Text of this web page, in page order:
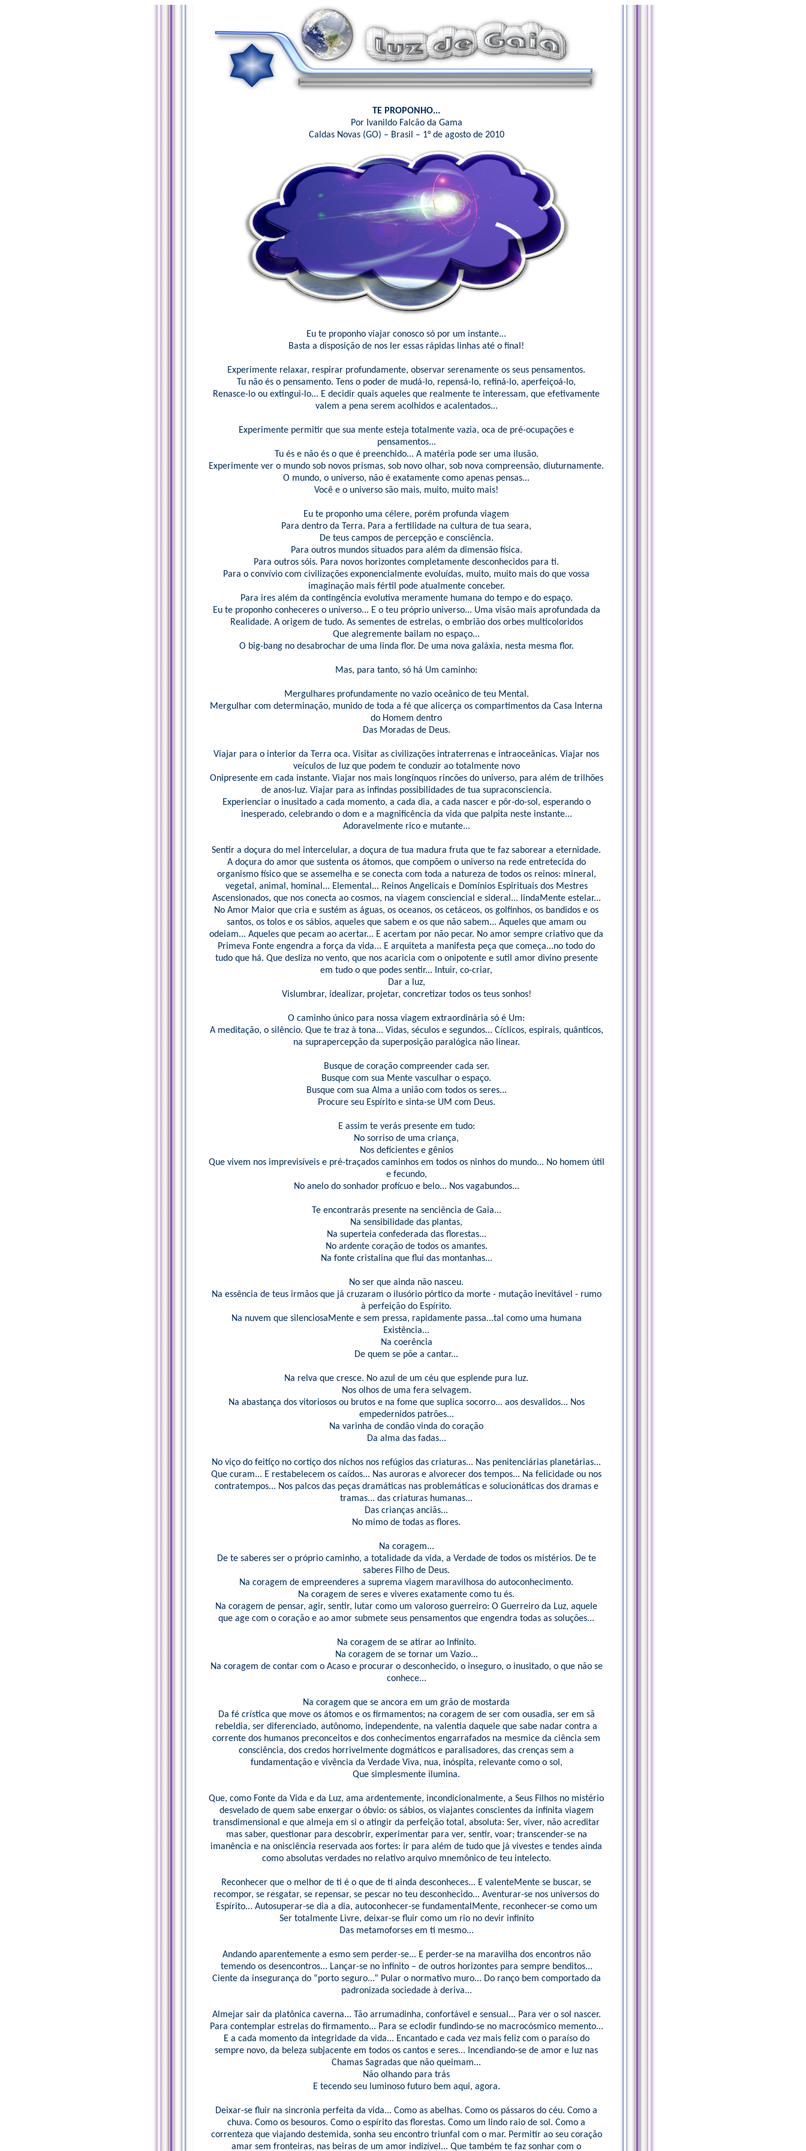
TE PROPONHO...
Por Ivanildo Falcão da Gama
Caldas Novas (GO) – Brasil – 1° de agosto de 2010
Eu te proponho viajar conosco só por um instante...
Basta a disposição de nos ler essas rápidas linhas até o final!
Experimente relaxar, respirar profundamente, observar serenamente os seus pensamentos.
Tu não és o pensamento. Tens o poder de mudá-lo, repensá-lo, refiná-lo, aperfeiçoá-lo,
Renasce-lo ou extingui-lo... E decidir quais aqueles que realmente te interessam, que efetivamente
valem a pena serem acolhidos e acalentados...
Experimente permitir que sua mente esteja totalmente vazia, oca de pré-ocupações e
pensamentos...
Tu és e não és o que é preenchido... A matéria pode ser uma ilusão.
Experimente ver o mundo sob novos prismas, sob novo olhar, sob nova compreensão, diuturnamente.
O mundo, o universo, não é exatamente como apenas pensas...
Você e o universo são mais, muito, muito mais!
Eu te proponho uma célere, porém profunda viagem
Para dentro da Terra. Para a fertilidade na cultura de tua seara,
De teus campos de percepção e consciência.
Para outros mundos situados para além da dimensão física.
Para outros sóis. Para novos horizontes completamente desconhecidos para ti.
Para o convívio com civilizações exponencialmente evoluídas, muito, muito mais do que vossa
imaginação mais fértil pode atualmente conceber.
Para ires além da contingência evolutiva meramente humana do tempo e do espaço.
Eu te proponho conheceres o universo... E o teu próprio universo... Uma visão mais aprofundada da
Realidade. A origem de tudo. As sementes de estrelas, o embrião dos orbes multicoloridos
Que alegremente bailam no espaço...
O big-bang no desabrochar de uma linda flor. De uma nova galáxia, nesta mesma flor.
Mas, para tanto, só há Um caminho:
Mergulhares profundamente no vazio oceânico de teu Mental.
Mergulhar com determinação, munido de toda a fé que alicerça os compartimentos da Casa Interna
do Homem dentro
Das Moradas de Deus.
Viajar para o interior da Terra oca. Visitar as civilizações intraterrenas e intraoceânicas. Viajar nos
veículos de luz que podem te conduzir ao totalmente novo
Onipresente em cada instante. Viajar nos mais longínquos rincões do universo, para além de trilhões
de anos-luz. Viajar para as infindas possibilidades de tua supraconsciencia.
Experienciar o inusitado a cada momento, a cada dia, a cada nascer e pôr-do-sol, esperando o
inesperado, celebrando o dom e a magnificência da vida que palpita neste instante...
Adoravelmente rico e mutante...
Sentir a doçura do mel intercelular, a doçura de tua madura fruta que te faz saborear a eternidade.
A doçura do amor que sustenta os átomos, que compõem o universo na rede entretecida do
organismo físico que se assemelha e se conecta com toda a natureza de todos os reinos: mineral,
vegetal, animal, hominal... Elemental... Reinos Angelicais e Domínios Espirituais dos Mestres
Ascensionados, que nos conecta ao cosmos, na viagem consciencial e sideral... lindaMente estelar...
No Amor Maior que cria e sustém as águas, os oceanos, os cetáceos, os golfinhos, os bandidos e os
santos, os tolos e os sábios, aqueles que sabem e os que não sabem... Aqueles que amam ou
odeiam... Aqueles que pecam ao acertar... E acertam por não pecar. No amor sempre criativo que da
Primeva Fonte engendra a força da vida... E arquiteta a manifesta peça que começa...no todo do
tudo que há. Que desliza no vento, que nos acaricia com o onipotente e sutil amor divino presente
em tudo o que podes sentir... Intuir, co-criar,
Dar a luz,
Vislumbrar, idealizar, projetar, concretizar todos os teus sonhos!
O caminho único para nossa viagem extraordinária só é Um:
A meditação, o silêncio. Que te traz à tona... Vidas, séculos e segundos... Cíclicos, espirais, quânticos,
na suprapercepção da superposição paralógica não linear.
Busque de coração compreender cada ser.
Busque com sua Mente vasculhar o espaço.
Busque com sua Alma a união com todos os seres...
Procure seu Espírito e sinta-se UM com Deus.
E assim te verás presente em tudo:
No sorriso de uma criança,
Nos deficientes e gênios
Que vivem nos imprevisíveis e pré-traçados caminhos em todos os ninhos do mundo... No homem útil
e fecundo,
No anelo do sonhador profícuo e belo... Nos vagabundos...
Te encontrarás presente na senciência de Gaia...
Na sensibilidade das plantas,
Na superteia confederada das florestas...
No ardente coração de todos os amantes.
Na fonte cristalina que flui das montanhas...
No ser que ainda não nasceu.
Na essência de teus irmãos que já cruzaram o ilusório pórtico da morte - mutação inevitável - rumo
à perfeição do Espírito.
Na nuvem que silenciosaMente e sem pressa, rapidamente passa...tal como uma humana
Existência...
Na coerência
De quem se põe a cantar...
Na relva que cresce. No azul de um céu que esplende pura luz.
Nos olhos de uma fera selvagem.
Na abastança dos vitoriosos ou brutos e na fome que suplica socorro... aos desvalidos... Nos
empedernidos patrões...
Na varinha de condão vinda do coração
Da alma das fadas...
No viço do feitiço no cortiço dos nichos nos refúgios das criaturas... Nas penitenciárias planetárias...
Que curam... E restabelecem os caídos... Nas auroras e alvorecer dos tempos... Na felicidade ou nos
contratempos... Nos palcos das peças dramáticas nas problemáticas e solucionáticas dos dramas e
tramas... das criaturas humanas...
Das crianças anciãs...
No mimo de todas as flores.
Na coragem...
De te saberes ser o próprio caminho, a totalidade da vida, a Verdade de todos os mistérios. De te
saberes Filho de Deus.
Na coragem de empreenderes a suprema viagem maravilhosa do autoconhecimento.
Na coragem de seres e viveres exatamente como tu és.
Na coragem de pensar, agir, sentir, lutar como um valoroso guerreiro: O Guerreiro da Luz, aquele
que age com o coração e ao amor submete seus pensamentos que engendra todas as soluções...
Na coragem de se atirar ao Infinito.
Na coragem de se tornar um Vazio...
Na coragem de contar com o Acaso e procurar o desconhecido, o inseguro, o inusitado, o que não se
conhece...
Na coragem que se ancora em um grão de mostarda
Da fé crística que move os átomos e os firmamentos; na coragem de ser com ousadia, ser em sã
rebeldia, ser diferenciado, autônomo, independente, na valentia daquele que sabe nadar contra a
corrente dos humanos preconceitos e dos conhecimentos engarrafados na mesmice da ciência sem
consciência, dos credos horrivelmente dogmáticos e paralisadores, das crenças sem a
fundamentação e vivência da Verdade Viva, nua, inóspita, relevante como o sol,
Que simplesmente ilumina.
Que, como Fonte da Vida e da Luz, ama ardentemente, incondicionalmente, a Seus Filhos no mistério
desvelado de quem sabe enxergar o óbvio: os sábios, os viajantes conscientes da infinita viagem
transdimensional e que almeja em si o atingir da perfeição total, absoluta: Ser, viver, não acreditar
mas saber, questionar para descobrir, experimentar para ver, sentir, voar; transcender-se na
imanência e na onisciência reservada aos fortes: ir para além de tudo que já vivestes e tendes ainda
como absolutas verdades no relativo arquivo mnemônico de teu intelecto.
Reconhecer que o melhor de ti é o que de ti ainda desconheces... E valenteMente se buscar, se
recompor, se resgatar, se repensar, se pescar no teu desconhecido... Aventurar-se nos universos do
Espírito... Autosuperar-se dia a dia, autoconhecer-se fundamentalMente, reconhecer-se como um
Ser totalmente Livre, deixar-se fluir como um rio no devir infinito
Das metamoforses em ti mesmo...
Andando aparentemente a esmo sem perder-se... E perder-se na maravilha dos encontros não
temendo os desencontros... Lançar-se no infinito – de outros horizontes para sempre benditos...
Ciente da insegurança do “porto seguro...” Pular o normativo muro... Do ranço bem comportado da
padronizada sociedade à deriva...
Almejar sair da platônica caverna... Tão arrumadinha, confortável e sensual... Para ver o sol nascer.
Para contemplar estrelas do firmamento... Para se eclodir fundindo-se no macrocósmico memento...
E a cada momento da integridade da vida... Encantado e cada vez mais feliz com o paraíso do
sempre novo, da beleza subjacente em todos os cantos e seres... Incendiando-se de amor e luz nas
Chamas Sagradas que não queimam...
Não olhando para trás
E tecendo seu luminoso futuro bem aqui, agora.
Deixar-se fluir na sincronia perfeita da vida... Como as abelhas. Como os pássaros do céu. Como a
chuva. Como os besouros. Como o espírito das florestas. Como um lindo raio de sol. Como a
correnteza que viajando destemida, sonha seu encontro triunfal com o mar. Permitir ao seu coração
amar sem fronteiras, nas beiras de um amor indizível... Que também te faz sonhar com o